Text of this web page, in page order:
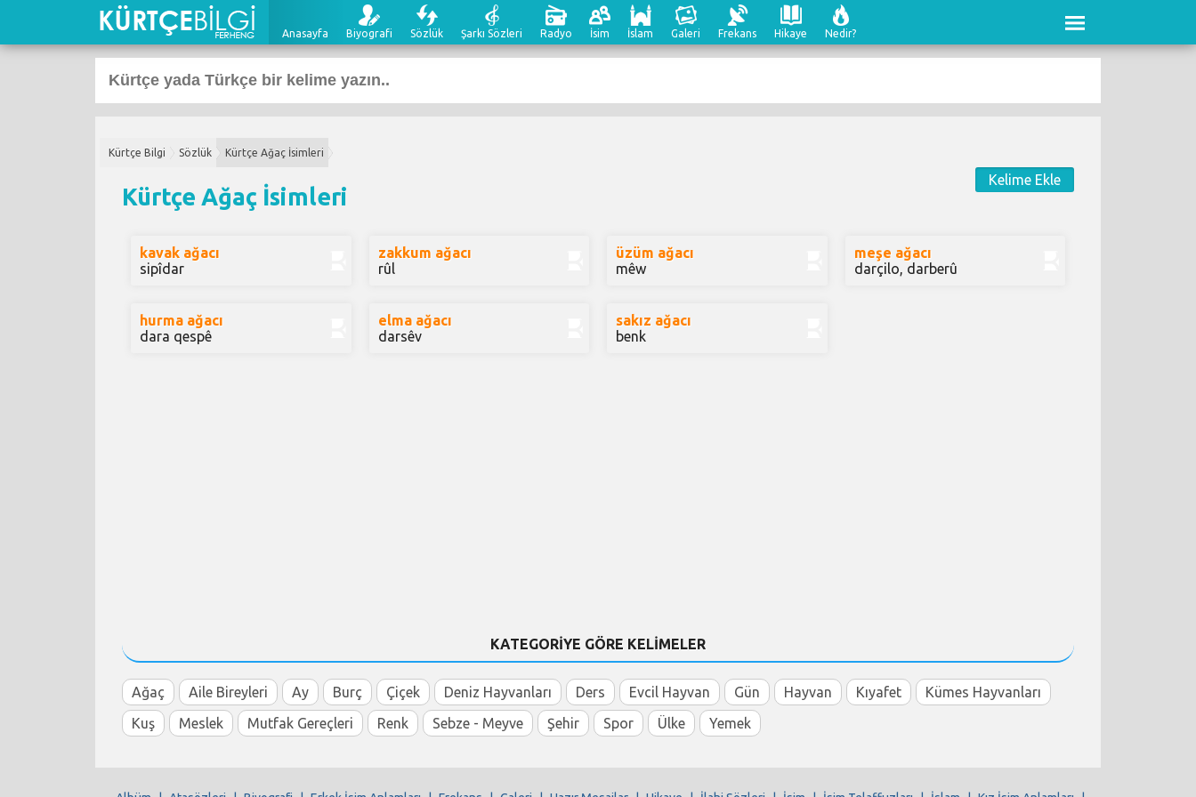
Anasayfa Biyografi Sözlük Şarkı Sözleri Radyo İsim İslam Galeri Frekans Hikaye Nedir?
Kürtçe Bilgi Sözlük Kürtçe Ağaç İsimleri
Kelime Ekle
Kürtçe Ağaç İsimleri
kavak ağacı
sipîdar
zakkum ağacı
rûl
üzüm ağacı
mêw
meşe ağacı
darçilo, darberû
hurma ağacı
dara qespê
elma ağacı
darsêv
sakız ağacı
benk
KATEGORİYE GÖRE KELİMELER
Ağaç Aile Bireyleri Ay Burç Çiçek Deniz Hayvanları Ders Evcil Hayvan Gün Hayvan Kıyafet
Kümes Hayvanları
Kuş
Meslek Mutfak Gereçleri Renk Sebze - Meyve Şehir Spor Ülke Yemek